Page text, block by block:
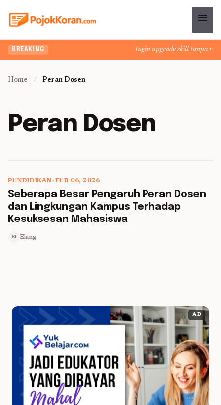
menu
BREAKING Ingin upgrade skill tanpa
Home / Peran Dosen
Peran Dosen
5 min read
PENDIDIKAN•FEB 06, 2026
Seberapa Besar Pengaruh Peran Dosen
dan Lingkungan Kampus Terhadap
Kesuksesan Mahasiswa
El Elang
AD